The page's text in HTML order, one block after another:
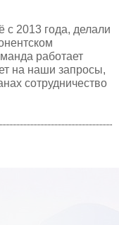
с 2013 года, делали
работает
на наши запросы,
сотрудничество